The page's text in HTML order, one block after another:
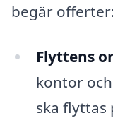
begär offerter:
Flyttens
kontor
ska flyttas